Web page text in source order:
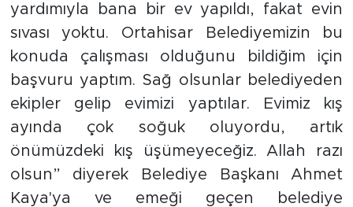
yardımıyla bana bir ev yapıldı, fakat evin
sıvası yoktu. Ortahisar Belediyemizin bu
konuda çalışması olduğunu bildiğim için
başvuru yaptım. Sağ olsunlar belediyeden
ekipler gelip evimizi yaptılar. Evimiz kış
ayında çok soğuk oluyordu, artık
önümüzdeki kış üşümeyeceğiz. Allah razı
olsun” diyerek Belediye Başkanı Ahmet
Kaya'ya ve emeği geçen belediye